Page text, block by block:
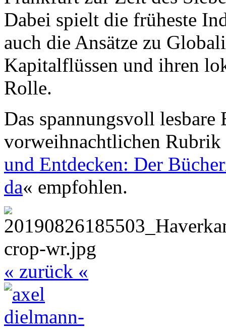
Dabei spielt die früheste
auch die Ansätze zu
Kapitalflüssen und ihren
Rolle.
Das spannungsvoll lesbare
vorweihnachtlichen Rubrik
und Entdecken: Der
da« empfohlen.
« zurück «